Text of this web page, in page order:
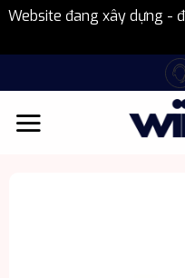
Website đang xây dựng -
qua
nội
dung